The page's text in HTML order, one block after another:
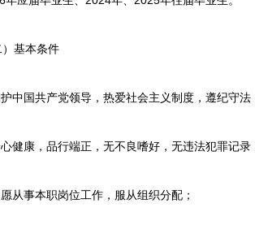
基本条件
国共产党领导，热爱社会主义制度，遵纪守法
康，品行端正，无不良嗜好，无违法犯罪记录
事本职岗位工作，服从组织分配；